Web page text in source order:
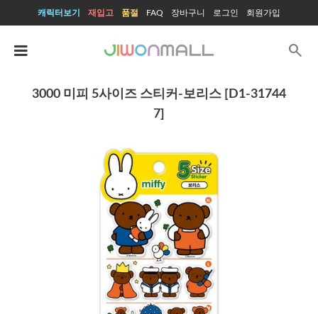
캐릭터보기 재입고 품절 FAQ 장바구니 로그인 회원가입
search
3000 미피 5사이즈 스티커-보리스 [D1-31744
7]